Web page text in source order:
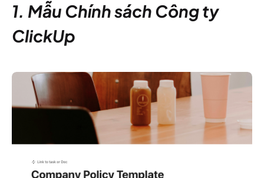
1. Mẫu Chính sách Công ty
ClickUp